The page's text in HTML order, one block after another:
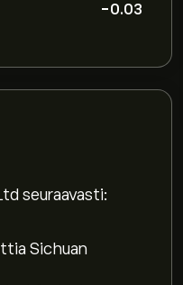
-0.03
seuraavasti:
Sichuan